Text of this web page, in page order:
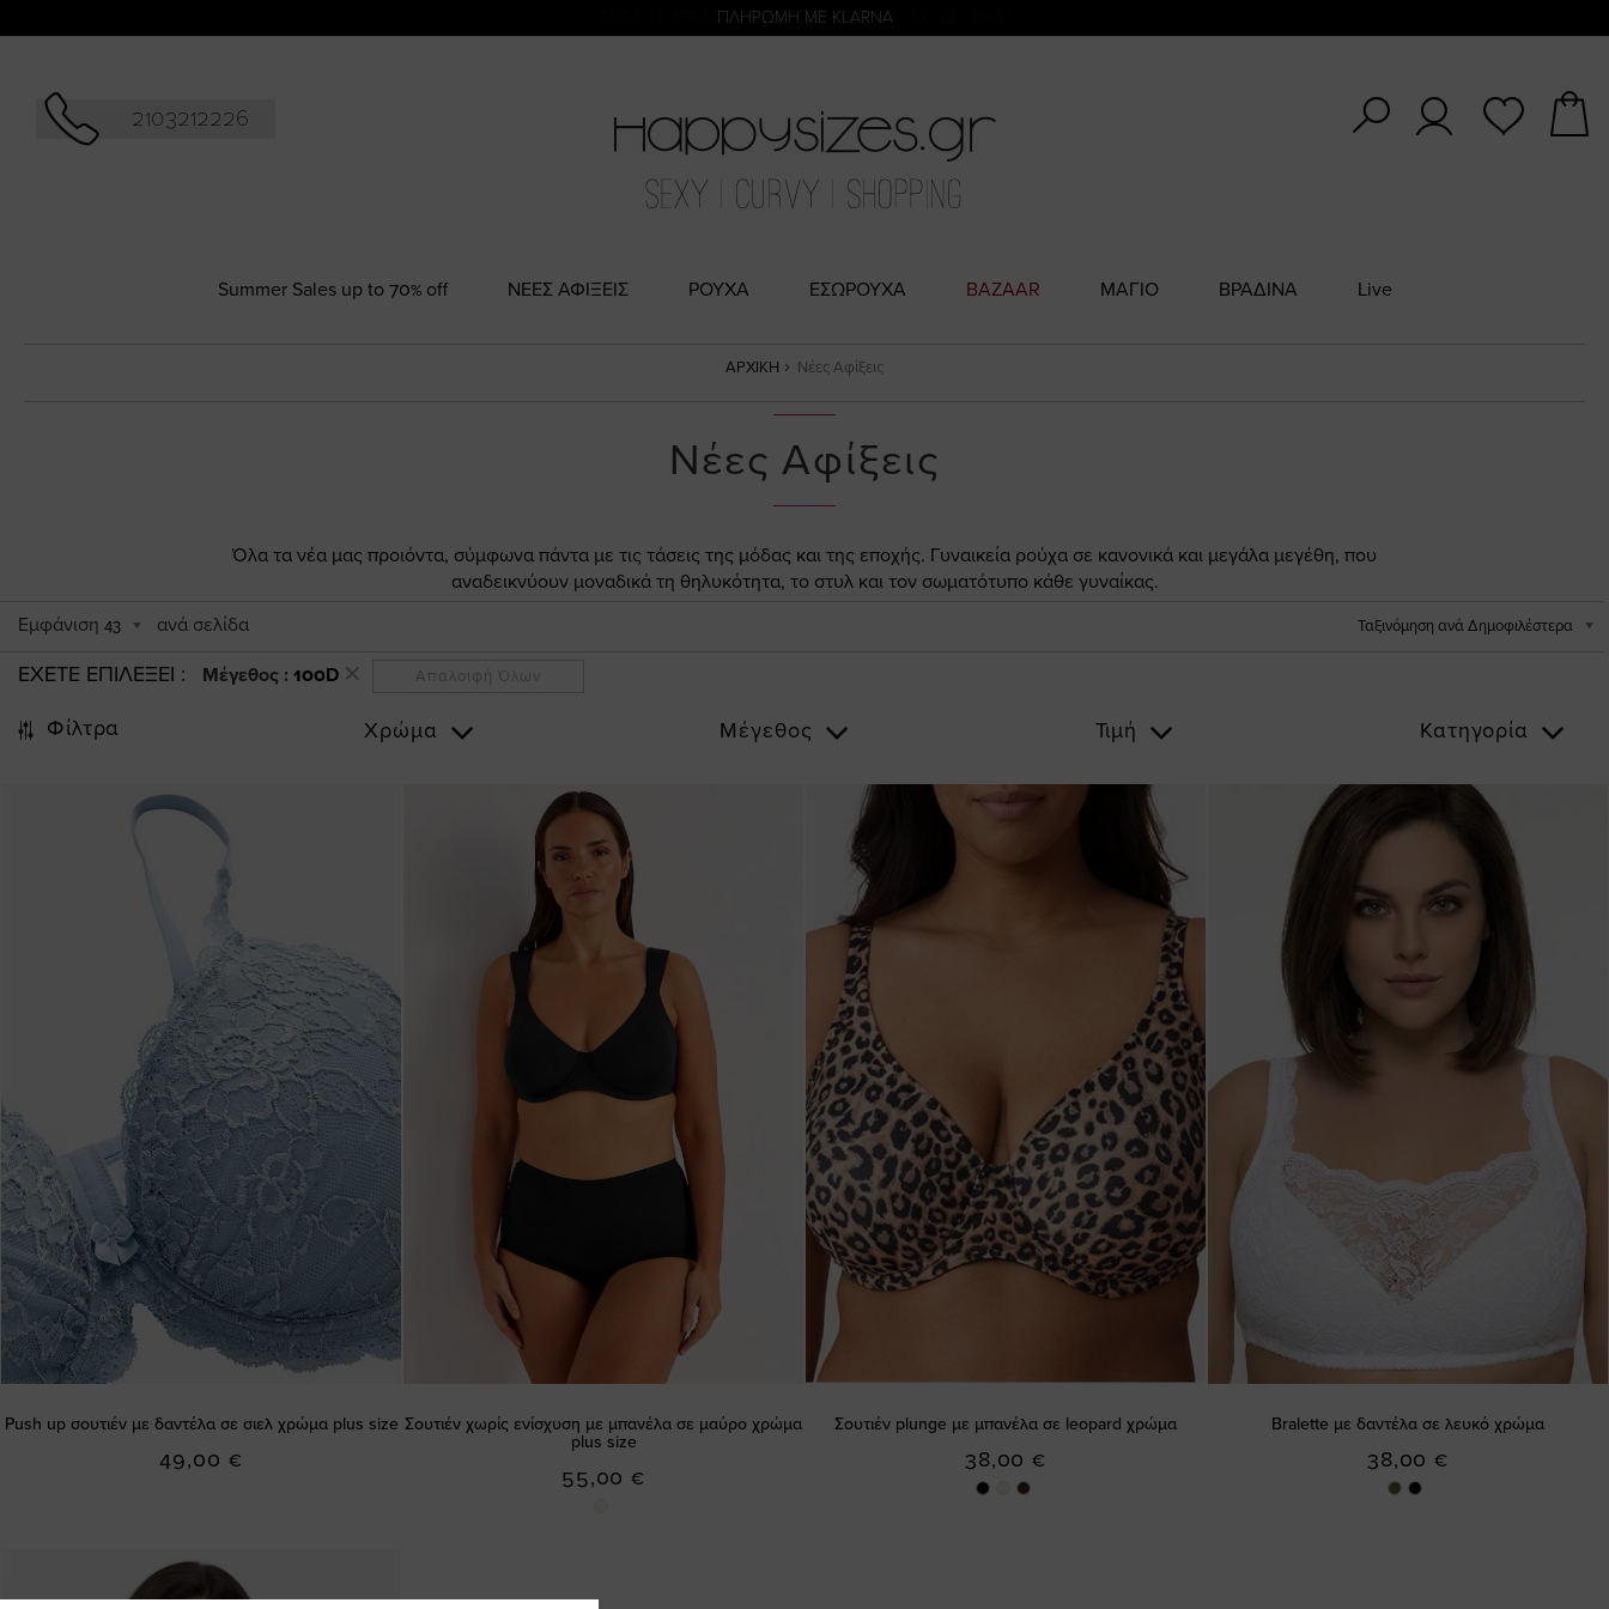
ΠΛΗΡΩΜΗ ΜΕ KLARNA
ΑΜΕΣΗ ΠΑΡΑΔΟΣΗ ΜΕ ACS ΚΑΙ ΓΕΝΙΚΗ ΤΑΧΥΔΡΟΜΙΚΉ
2103212226
Summer Sales up to 70% off NΕΕΣ ΑΦΙΞΕΙΣ ΡΟΥΧΑ ΕΣΩΡΟΥΧΑ BAZAAR ΜΑΓΙΟ ΒΡΑΔΙΝΑ Live
ΑΡΧΙΚΉ Νέες Αφίξεις
Νέες Αφίξεις
Όλα τα νέα μας προιόντα, σύμφωνα πάντα με τις τάσεις της μόδας και της εποχής. Γυναικεία ρούχα σε κανονικά και μεγάλα μεγέθη, που
αναδεικνύουν μοναδικά τη θηλυκότητα, το στυλ και τον σωματότυπο κάθε γυναίκας.
Εμφάνιση 43 ανά σελίδα Ταξινόμηση ανά Δημοφιλέστερα
ΕΧΕΤΕ ΕΠΙΛΕΞΕΙ Μέγεθος : 100D Απαλοιφή Όλων
Φίλτρα Χρώμα Μέγεθος Τιμή Κατηγορία
Push up σουτιέν με δαντέλα σε σιελ χρώμα plus size
49,00 €
Σουτιέν χωρίς ενίσχυση με μπανέλα σε μαύρο χρώμα
plus size
55,00 €
Σουτιέν plunge με μπανέλα σε leopard χρώμα
38,00 €
Bralette με δαντέλα σε λευκό χρώμα
38,00 €